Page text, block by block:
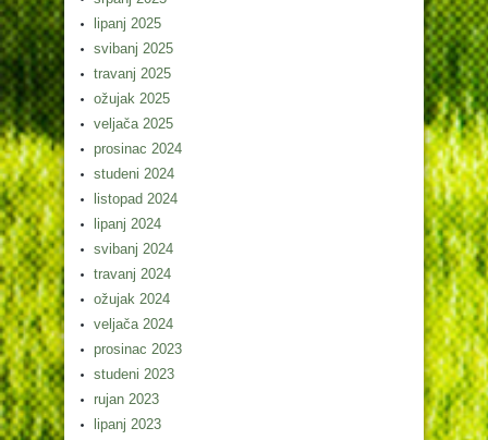
lipanj 2025
svibanj 2025
travanj 2025
ožujak 2025
veljača 2025
prosinac 2024
studeni 2024
listopad 2024
lipanj 2024
svibanj 2024
travanj 2024
ožujak 2024
veljača 2024
prosinac 2023
studeni 2023
rujan 2023
lipanj 2023